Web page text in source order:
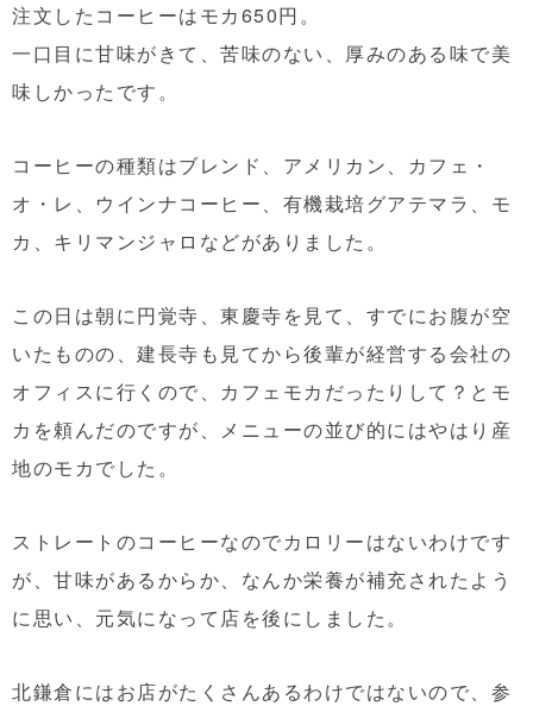
注文したコーヒーはモカ650円。
一口目に甘味がきて、苦味のない、厚みのある味で美
味しかったです。
コーヒーの種類はブレンド、アメリカン、カフェ・
オ・レ、ウインナコーヒー、有機栽培グアテマラ、モ
カ、キリマンジャロなどがありました。
この日は朝に円覚寺、東慶寺を見て、すでにお腹が空
いたものの、建長寺も見てから後輩が経営する会社の
オフィスに行くので、カフェモカだったりして？とモ
カを頼んだのですが、メニューの並び的にはやはり産
地のモカでした。
ストレートのコーヒーなのでカロリーはないわけです
が、甘味があるからか、なんか栄養が補充されたよう
に思い、元気になって店を後にしました。
北鎌倉にはお店がたくさんあるわけではないので、参